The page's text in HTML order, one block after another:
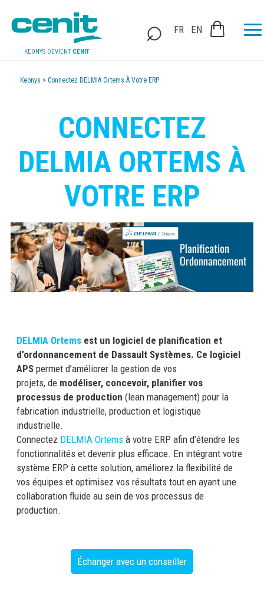
KEONYS DEVIENT CENIT
FR EN
Keonys >Connectez DELMIA Ortems À Votre ERP
CONNECTEZ
DELMIA ORTEMS À
VOTRE ERP
DELMIA Ortemsest un logiciel de planification et
d’ordonnancement de Dassault Systèmes. Ce logiciel
APS permet d’améliorer la gestion de vos
projets, demodéliser, concevoir, planifier vos
processus de production (lean management) pour la
fabrication industrielle, production et logistique
industrielle.
Connectez DELMIA Ortemsà votre ERP afin d’étendre les
fonctionnalités et devenir plus efficace. En intégrant votre
système ERP à cette solution, améliorez la flexibilité de
vos équipes et optimisez vos résultats tout en ayant une
collaboration fluide au sein de vos processus de
production.
Échanger avec un conseiller